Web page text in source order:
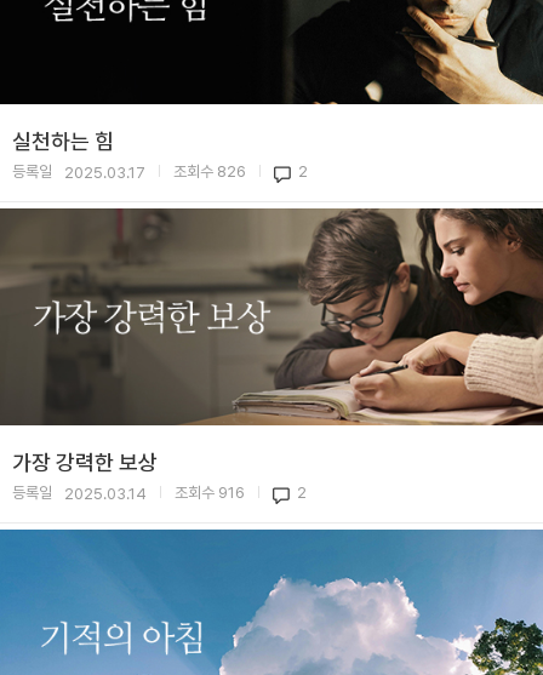
실천하는 힘
등록일 2025.03.17 조회수 826 2
가장 강력한 보상
등록일 2025.03.14 조회수 916 2